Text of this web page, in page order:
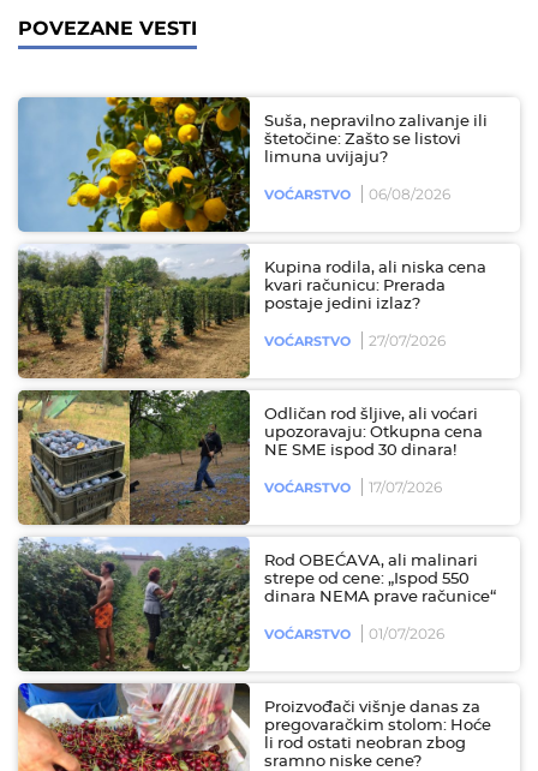
POVEZANE VESTI
Suša, nepravilno zalivanje ili
štetočine: Zašto se listovi
limuna uvijaju?
VOĆARSTVO 06/08/2026
Kupina rodila, ali niska cena
kvari računicu: Prerada
postaje jedini izlaz?
VOĆARSTVO 27/07/2026
Odličan rod šljive, ali voćari
upozoravaju: Otkupna cena
NE SME ispod 30 dinara!
VOĆARSTVO 17/07/2026
Rod OBEĆAVA, ali malinari
strepe od cene: „Ispod 550
dinara NEMA prave računice“
VOĆARSTVO 01/07/2026
Proizvođači višnje danas za
pregovaračkim stolom: Hoće
li rod ostati neobran zbog
sramno niske cene?